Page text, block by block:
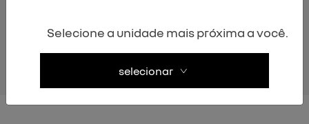
Anterior
Selecione a unidade mais próxima a você.
selecionar